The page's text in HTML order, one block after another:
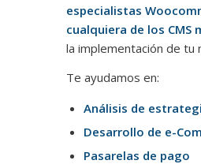
especialistas
cualquiera de los
la implementación de tu
Te ayudamos en:
Análisis de
Desarrollo de e-
Pasarelas de pago